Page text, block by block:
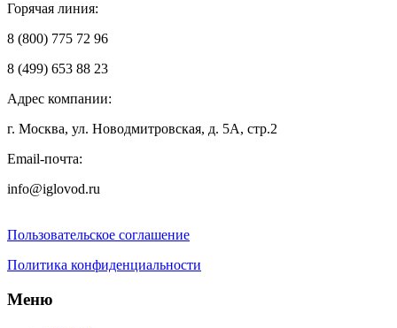
Горячая линия:
8 (800) 775 72 96
8 (499) 653 88 23
Адрес компании:
г. Москва, ул. Новодмитровская, д. 5А, стр.2
Email-почта:
info@iglovod.ru
Пользовательское соглашение
Политика конфиденциальности
Меню